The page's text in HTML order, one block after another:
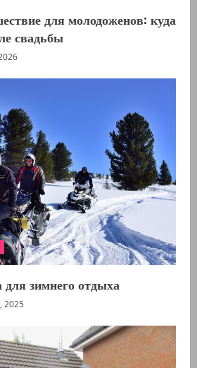
для молодоженов: куда
свадьбы
для зимнего отдыха
2025